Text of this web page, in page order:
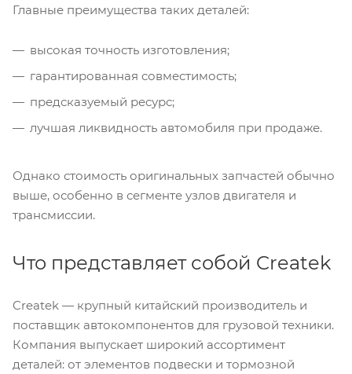
Главные преимущества таких деталей:
высокая точность изготовления;
гарантированная совместимость;
предсказуемый ресурс;
лучшая ликвидность автомобиля при продаже.
Однако стоимость оригинальных запчастей обычно
выше, особенно в сегменте узлов двигателя и
трансмиссии.
Что представляет собой Createk
Createk — крупный китайский производитель и
поставщик автокомпонентов для грузовой техники.
Компания выпускает широкий ассортимент
деталей: от элементов подвески и тормозной